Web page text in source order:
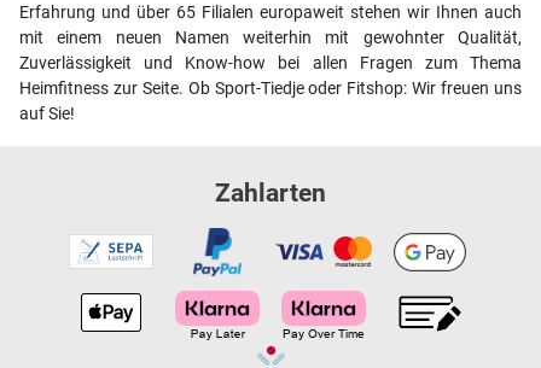
Erfahrung und über 65 Filialen europaweit stehen wir Ihnen auch
mit einem neuen Namen weiterhin mit gewohnter Qualität,
Zuverlässigkeit und Know-how bei allen Fragen zum Thema
Heimfitness zur Seite. Ob Sport-Tiedje oder Fitshop: Wir freuen uns
auf Sie!
Zahlarten